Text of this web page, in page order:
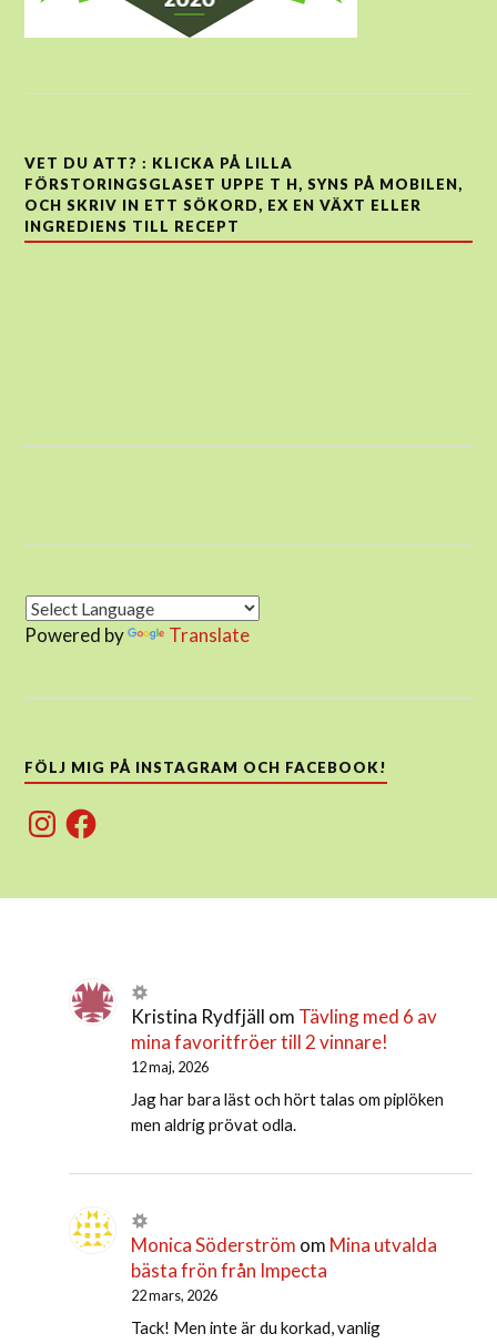
VET DU ATT? : KLICKA PÅ LILLA
FÖRSTORINGSGLASET UPPE T H, SYNS PÅ MOBILEN,
OCH SKRIV IN ETT SÖKORD, EX EN VÄXT ELLER
INGREDIENS TILL RECEPT
Powered by Translate
FÖLJ MIG PÅ INSTAGRAM OCH FACEBOOK!
InstagramFacebook
Kristina Rydfjäll om Tävling med 6 av
mina favoritfröer till 2 vinnare!
12 maj, 2026
Jag har bara läst och hört talas om piplöken
men aldrig prövat odla.
Monica Söderström om Mina utvalda
bästa frön från Impecta
22 mars, 2026
Tack! Men inte är du korkad, vanlig